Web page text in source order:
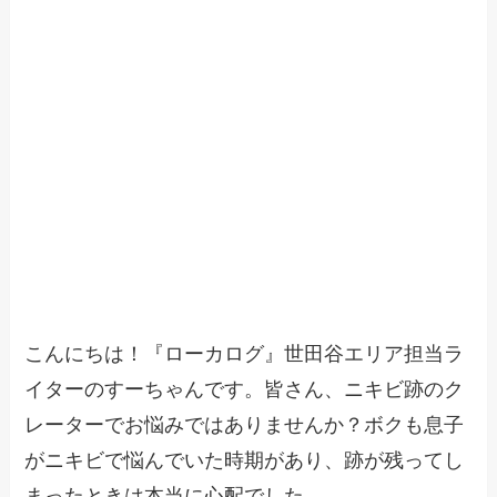
こんにちは！『ローカログ』世田谷エリア担当ラ
イターのすーちゃんです。皆さん、ニキビ跡のク
レーターでお悩みではありませんか？ボクも息子
がニキビで悩んでいた時期があり、跡が残ってし